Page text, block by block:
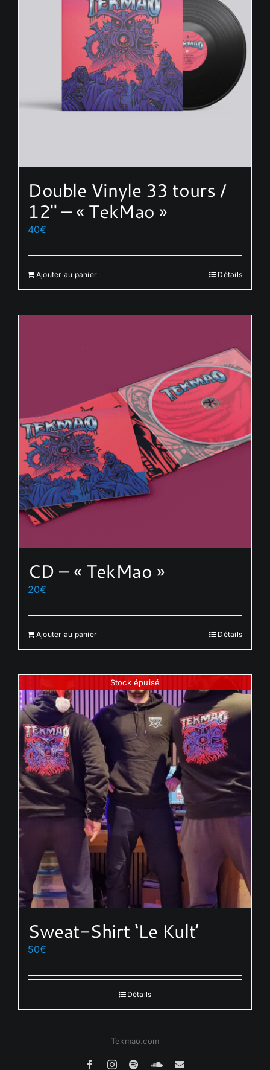
peuvent
être
choisies
sur
la
page
du
Double Vinyle 33 tours /
12″ – « TekMao »
40€
Ajouter au panier Détails
CD – « TekMao »
20€
Ajouter au panier Détails
Stock épuisé
Sweat-Shirt ‘Le Kult’
50€
Détails
Tekmao.com
FacebookInstagram
SpotifySoundCloud
Email